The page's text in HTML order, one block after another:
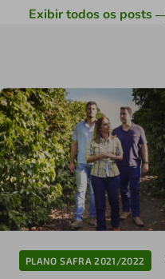
Exibir todos os posts
PLANO SAFRA 2021/2022